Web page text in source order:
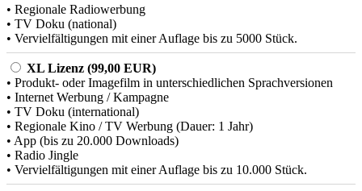
• Regionale Radiowerbung
• TV Doku (national)
• Vervielfältigungen mit einer Auflage bis zu 5000 Stück.
XL Lizenz (99,00 EUR)
• Produkt- oder Imagefilm in unterschiedlichen Sprachversionen
• Internet Werbung / Kampagne
• TV Doku (international)
• Regionale Kino / TV Werbung (Dauer: 1 Jahr)
• App (bis zu 20.000 Downloads)
• Radio Jingle
• Vervielfältigungen mit einer Auflage bis zu 10.000 Stück.